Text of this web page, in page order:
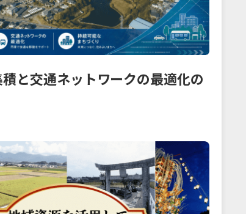
と交通ネットワークの最適化の